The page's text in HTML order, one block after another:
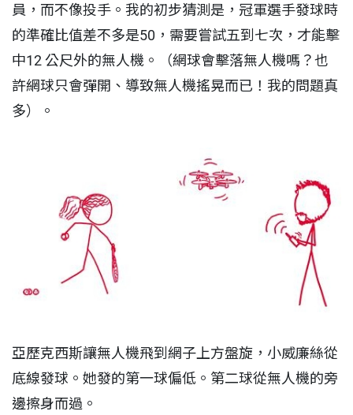
員，而不像投手。我的初步猜測是，冠軍選手發球時
的準確比值差不多是50，需要嘗試五到七次，才能擊
中12 公尺外的無人機。（網球會擊落無人機嗎？也
許網球只會彈開、導致無人機搖晃而已！我的問題真
多）。
亞歷克西斯讓無人機飛到網子上方盤旋，小威廉絲從
底線發球。她發的第一球偏低。第二球從無人機的旁
邊擦身而過。